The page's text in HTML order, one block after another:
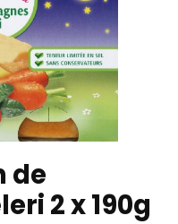
de
2 x 190g